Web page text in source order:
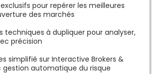
pour repérer les meilleures
des marchés
techniques à dupliquer pour analyser,
précision
simplifié sur Interactive Brokers &
gestion automatique du risque